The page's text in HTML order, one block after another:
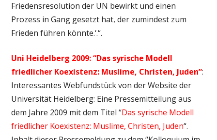
Friedensresolution der UN bewirkt und einen
Prozess in Gang gesetzt hat, der zumindest zum
Frieden führen könnte.‘.“.
Uni Heidelberg 2009: “Das syrische Modell
friedlicher Koexistenz: Muslime, Christen, Juden”:
Interessantes Webfundstück von der Website der
Universität Heidelberg: Eine Pressemitteilung aus
dem Jahre 2009 mit dem Titel “Das syrische Modell
friedlicher Koexistenz: Muslime, Christen, Juden“.